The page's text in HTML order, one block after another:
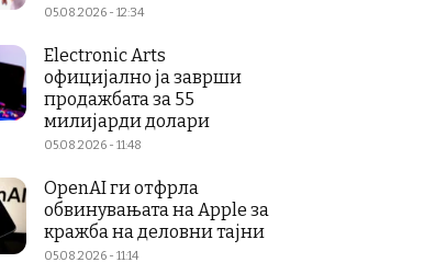
05.08.2026 - 12:34
Electronic Arts
официјално ја заврши
продажбата за 55
милијарди долари
05.08.2026 - 11:48
OpenAI ги отфрла
обвинувањата на Apple за
кражба на деловни тајни
05.08.2026 - 11:14